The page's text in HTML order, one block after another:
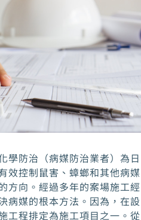
學防治（病媒防治業者）為日
效控制鼠害、蟑螂和其他病媒
方向。經過多年的案場施工經
病媒的根本方法。因為，在設
工程排定為施工項目之一。從